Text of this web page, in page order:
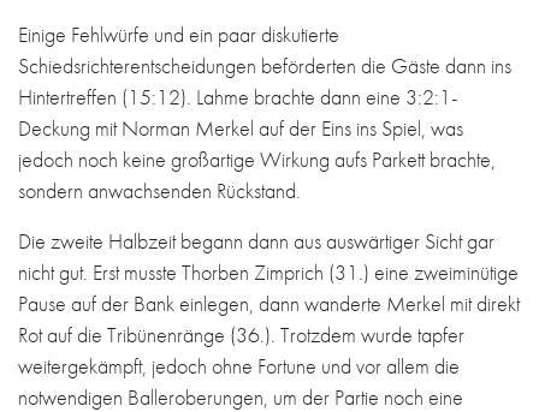
Einige Fehlwürfe und ein paar diskutierte
Schiedsrichterentscheidungen beförderten die Gäste dann ins
Hintertreffen (15:12). Lahme brachte dann eine 3:2:1-
Deckung mit Norman Merkel auf der Eins ins Spiel, was
jedoch noch keine großartige Wirkung aufs Parkett brachte,
sondern anwachsenden Rückstand.
Die zweite Halbzeit begann dann aus auswärtiger Sicht gar
nicht gut. Erst musste Thorben Zimprich (31.) eine zweiminütige
Pause auf der Bank einlegen, dann wanderte Merkel mit direkt
Rot auf die Tribünenränge (36.). Trotzdem wurde tapfer
weitergekämpft, jedoch ohne Fortune und vor allem die
notwendigen Balleroberungen, um der Partie noch eine